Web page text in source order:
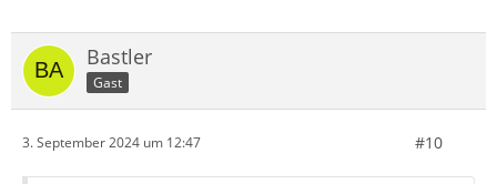
Bastler
Gast
3. September 2024 um 12:47 #10